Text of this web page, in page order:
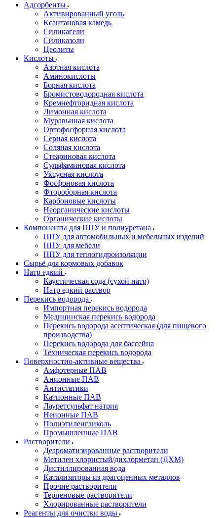
Адсорбенты
Активированный уголь
Ксантановая камедь
Силикагели
Силиказоли
Цеолиты
Кислоты
Азотная кислота
Аминокислоты
Борная кислота
Бромистоводородная кислота
Кремнефторидная кислота
Лимонная кислота
Муравьиная кислота
Ортофосфорная кислота
Серная кислота
Соляная кислота
Стеариновая кислота
Сульфаминовая кислота
Уксусная кислота
Фосфоновая кислота
Фтороборная кислота
Карбоновые кислоты
Неорганические кислоты
Органические кислоты
Компоненты для ППУ и полиуретана
ППУ для автомобильных и мебельных изделий
ППУ для мебели
ППУ для теплогидроизоляции
Сырьё для кормовых добавок
Натр едкий
Каустическая сода (сухой натр)
Натр едкий раствор
Перекись водорода
Импортная перекись водорода
Медицинская перекись водорода
Перекись водорода асептическая (для пищевого
производства)
Перекись водорода для бассейна
Техническая перекись водорода
Поверхностно-активные вещества
Амфотерные ПАВ
Анионные ПАВ
Антистатики
Катионные ПАВ
Лауретсульфат натрия
Неионные ПАВ
Полиэтиленгликоль
Промышленные ПАВ
Растворители
Деароматизированные растворители
Метилен хлористый/дихлорметан (ДХМ)
Дистиллированная вода
Катализаторы из драгоценных металлов
Прочие растворители
Терпеновые растворители
Хлорированные растворители
Реагенты для очистки воды